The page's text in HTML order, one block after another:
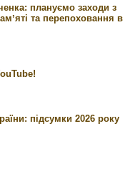
плануємо заходи з
та перепоховання в
підсумки 2026 року